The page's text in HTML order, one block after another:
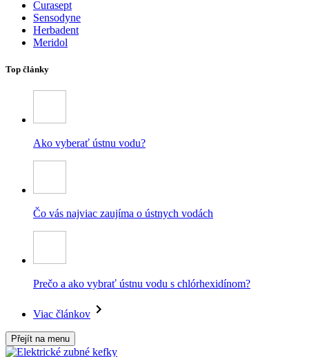
Curasept
Sensodyne
Herbadent
Meridol
Top články
Ako vyberať ústnu vodu?
Čo vás najviac zaujíma o ústnych vodách
Prečo a ako vybrať ústnu vodu s chlórhexidínom?
Viac článkov
Přejít na menu